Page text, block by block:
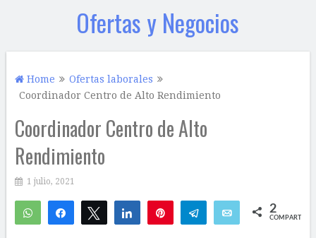
Ofertas y Negocios
Home
Ofertas laborales
Coordinador Centro de Alto Rendimiento
Coordinador Centro de Alto
Rendimiento
1 julio, 2021
WhatsAppCompartirTwittear Compartir Telegram Email 2
COMPARTIR